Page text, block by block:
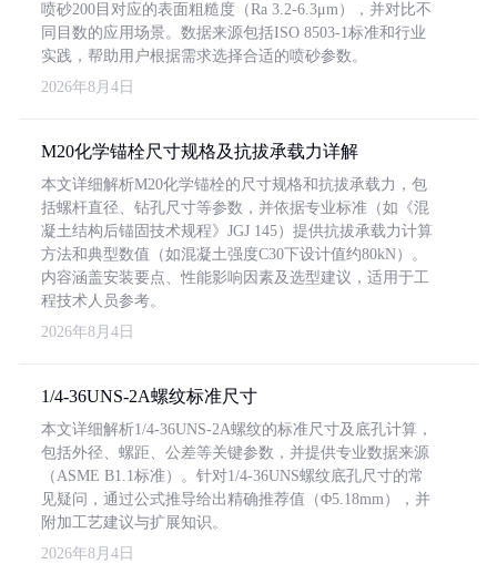
喷砂200目对应的表面粗糙度（Ra 3.2-6.3μm），并对比不
同目数的应用场景。数据来源包括ISO 8503-1标准和行业
实践，帮助用户根据需求选择合适的喷砂参数。
2026年8月4日
M20化学锚栓尺寸规格及抗拔承载力详解
本文详细解析M20化学锚栓的尺寸规格和抗拔承载力，包
括螺杆直径、钻孔尺寸等参数，并依据专业标准（如《混
凝土结构后锚固技术规程》JGJ 145）提供抗拔承载力计算
方法和典型数值（如混凝土强度C30下设计值约80kN）。
内容涵盖安装要点、性能影响因素及选型建议，适用于工
程技术人员参考。
2026年8月4日
1/4-36UNS-2A螺纹标准尺寸
本文详细解析1/4-36UNS-2A螺纹的标准尺寸及底孔计算，
包括外径、螺距、公差等关键参数，并提供专业数据来源
（ASME B1.1标准）。针对1/4-36UNS螺纹底孔尺寸的常
见疑问，通过公式推导给出精确推荐值（Φ5.18mm），并
附加工艺建议与扩展知识。
2026年8月4日